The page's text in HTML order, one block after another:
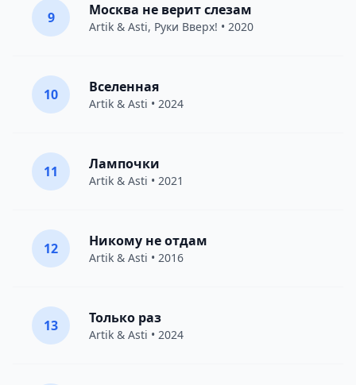
9 Москва не верит слезам
Artik & Asti, Руки Вверх! • 2020
10 Вселенная
Artik & Asti • 2024
11 Лампочки
Artik & Asti • 2021
12 Никому не отдам
Artik & Asti • 2016
13 Только раз
Artik & Asti • 2024